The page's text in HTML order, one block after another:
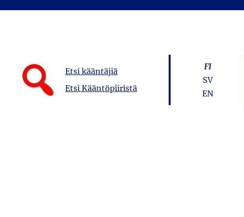
Etsi kääntäjiä
Etsi Kääntöpiiristä
FI
SV
EN